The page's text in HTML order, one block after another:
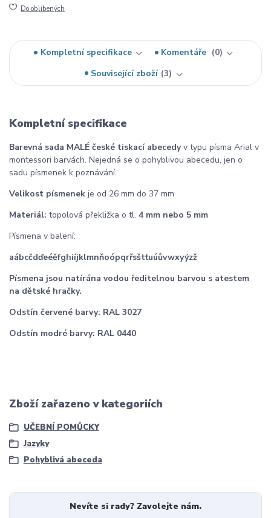
Do oblíbených
Kompletní specifikace Komentáře
0
Související zboží 3
Kompletní specifikace
Barevná sada MALÉ české tiskací abecedyv typu písma Arial v
montessori barvách. Nejedná se o pohyblivou abecedu, jen o
sadu písmenek k poznávání.
Velikost písmenek je od 26 mm do 37 mm
Materiál: topolová překližka o tl. 4 mm nebo 5 mm
Písmena v balení:
aábcčdďeéěfghiíjklmnňoópqrřsštťuúůvwxyýzž
Písmena jsou natírána vodou ředitelnou barvou s atestem
na dětské hračky.
Odstín červené barvy: RAL 3027
Odstín modré barvy: RAL 0440
Zboží zařazeno v kategoriích
UČEBNÍ POMŮCKY
Jazyky
Pohyblivá abeceda
Nevíte si rady? Zavolejte nám.